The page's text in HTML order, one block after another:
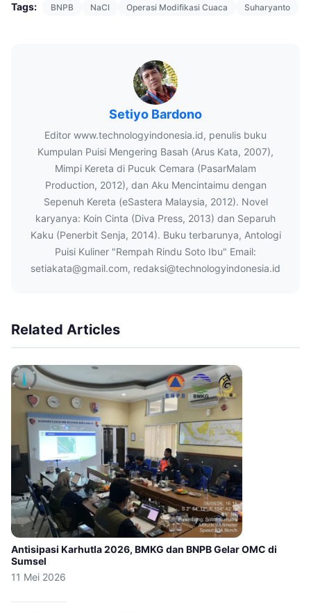
Tags: BNPB NaCl Operasi Modifikasi Cuaca Suharyanto
Setiyo Bardono
Editor www.technologyindonesia.id, penulis buku
Kumpulan Puisi Mengering Basah (Arus Kata, 2007),
Mimpi Kereta di Pucuk Cemara (PasarMalam
Production, 2012), dan Aku Mencintaimu dengan
Sepenuh Kereta (eSastera Malaysia, 2012). Novel
karyanya: Koin Cinta (Diva Press, 2013) dan Separuh
Kaku (Penerbit Senja, 2014). Buku terbarunya, Antologi
Puisi Kuliner "Rempah Rindu Soto Ibu" Email:
setiakata@gmail.com, redaksi@technologyindonesia.id
Related Articles
Antisipasi Karhutla 2026, BMKG dan BNPB Gelar OMC di
Sumsel
11 Mei 2026